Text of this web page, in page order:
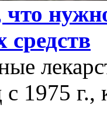
что
средств
1975 г.,